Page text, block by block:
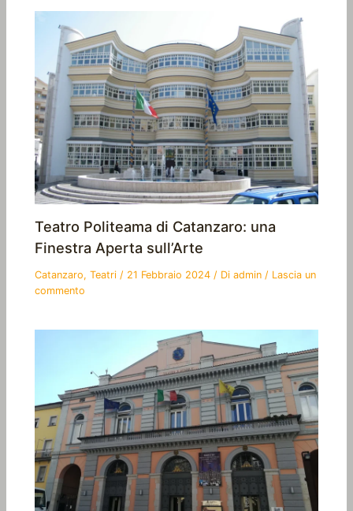
Teatro Politeama di Catanzaro: una
Finestra Aperta sull’Arte
Catanzaro,Teatri / 21 Febbraio 2024 / Diadmin / Lascia un
commento